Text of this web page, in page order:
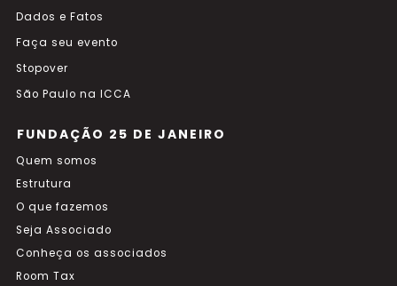
Dados e Fatos
Faça seu evento
Stopover
São Paulo na ICCA
FUNDAÇÃO 25 DE JANEIRO
Quem somos
Estrutura
O que fazemos
Seja Associado
Conheça os associados
Room Tax